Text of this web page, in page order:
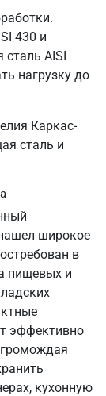
430 и
AISI
нагрузку до
Каркас-
сталь и
широкое
в
пищевых и
эффективно
кухонную